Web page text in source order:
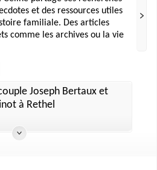
et des ressources utiles
familiale. Des articles
comme les archives ou la vie
Joseph Bertaux et
à Rethel